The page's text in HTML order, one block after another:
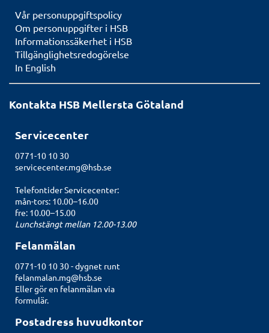
Vår personuppgiftspolicy
Om personuppgifter i HSB
Informationssäkerhet i HSB
Tillgänglighetsredogörelse
In English
Kontakta HSB Mellersta Götaland
Servicecenter
0771-10 10 30
servicecenter.mg@hsb.se
Telefontider Servicecenter:
mån-tors: 10.00–16.00
fre: 10.00–15.00
Lunchstängt mellan 12.00-13.00
Felanmälan
0771-10 10 30 - dygnet runt
felanmalan.mg@hsb.se
Eller gör en felanmälan via
formulär.
Postadress huvudkontor